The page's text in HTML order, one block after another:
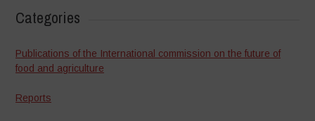
Categories
Publications of the International commission on the future of
food and agriculture
Reports